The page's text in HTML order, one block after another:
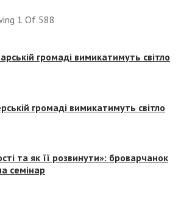
1 Of 588
громаді вимикатимуть світло
громаді вимикатимуть світло
та як її розвинути»: броварчанок
семінар